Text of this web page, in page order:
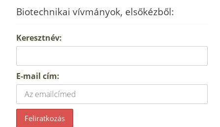
Biotechnikai vívmányok, elsőkézből:
Keresztnév:
E-mail cím: